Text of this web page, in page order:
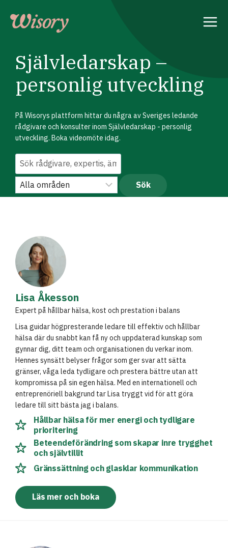
content
Självledarskap –
personlig utveckling
På Wisorys plattform hittar du några av Sveriges ledande
rådgivare och konsulter inom Självledarskap - personlig
utveckling. Boka videomöte idag.
Lisa Åkesson
Expert på hållbar hälsa, kost och prestation i balans
Lisa guidar högpresterande ledare till effektiv och hållbar
hälsa där du snabbt kan få ny och uppdaterad kunskap som
gynnar dig, ditt team och organisationen du verkar inom.
Hennes synsätt belyser frågor som ger svar att sätta
gränser, våga leda tydligare och prestera bättre utan att
kompromissa på sin egen hälsa. Med en internationell och
entreprenöriell bakgrund tar Lisa tryggt vid för att göra
ledare till sitt bästa jag i balans.
Hållbar hälsa för mer energi och tydligare
prioritering
Beteendeförändring som skapar inre trygghet
och självtillit
Gränssättning och glasklar kommunikation
Läs mer och boka